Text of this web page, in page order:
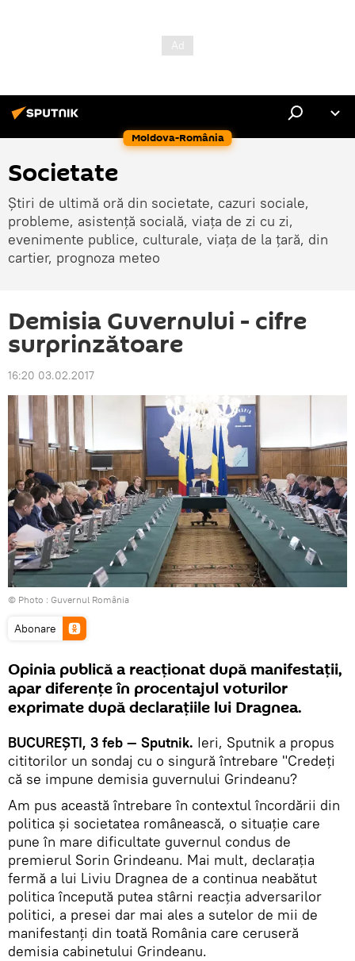
Moldova-România
Societate
Știri de ultimă oră din societate, cazuri sociale,
probleme, asistență socială, viața de zi cu zi,
evenimente publice, culturale, viața de la țară, din
cartier, prognoza meteo
Demisia Guvernului - cifre
surprinzătoare
16:20 03.02.2017
© Photo : Guvernul România
Abonare
Opinia publică a reacționat după manifestații,
apar diferențe în procentajul voturilor
exprimate după declarațiile lui Dragnea.
BUCUREȘTI, 3 feb — Sputnik. Ieri, Sputnik a propus
cititorilor un sondaj cu o singură întrebare "Credeți
că se impune demisia guvernului Grindeanu?
Am pus această întrebare în contextul încordării din
politica și societatea românească, o situație care
pune în mare dificultate guvernul condus de
premierul Sorin Grindeanu. Mai mult, declarația
fermă a lui Liviu Dragnea de a continua neabătut
politica începută putea stârni reacția adversarilor
politici, a presei dar mai ales a sutelor de mii de
manifestanți din toată România care ceruseră
demisia cabinetului Grindeanu.